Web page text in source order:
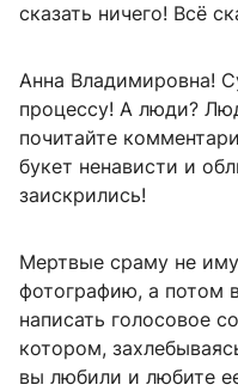
сказать ничего! Всё
Анна Владимировна!
процессу! А люди?
почитайте
букет ненависти и
заискрились!
Мертвые сраму не
фотографию, а потом
написать голосовое
котором,
вы любили и любите